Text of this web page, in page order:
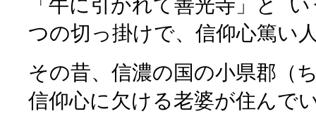
「牛に引かれて善光寺」と
つの切っ掛けで、信仰心篤い
その昔、信濃の国の小県郡（
信仰心に欠ける老婆が住んで